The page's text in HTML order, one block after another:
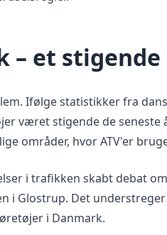
et
Ifølge statistikker fra
været stigende de seneste
områder, hvor ATV'er
i trafikken skabt debat
i Glostrup. Det
i Danmark.